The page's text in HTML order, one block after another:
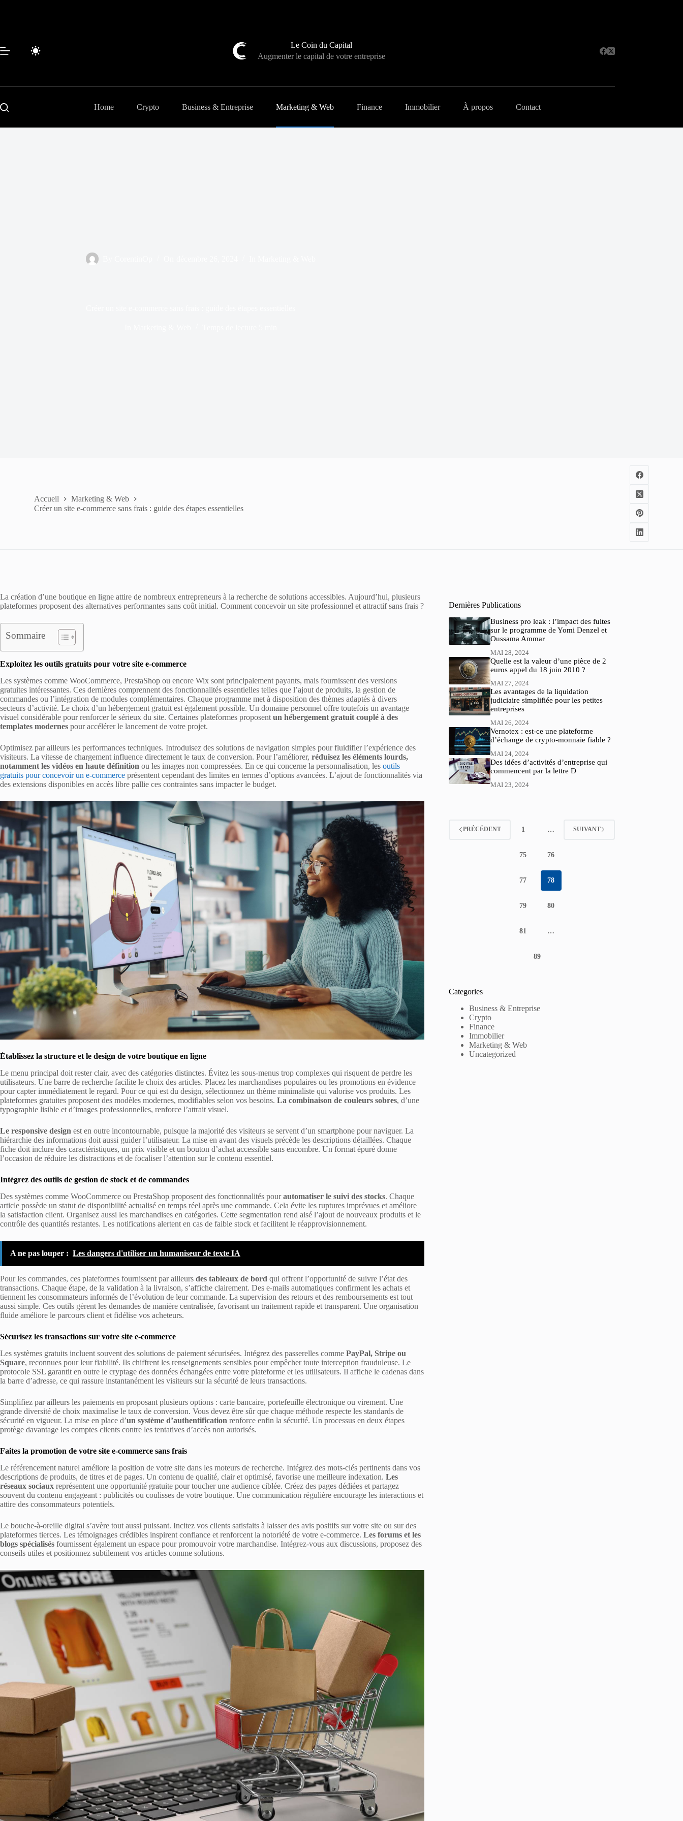
Le Coin du Capital
Augmenter le capital de votre entreprise
Home Crypto Business & Entreprise Marketing & Web Finance Immobilier À propos Contact
Accueil
Marketing & Web
Créer un site e-commerce sans frais : guide des étapes essentielles
La création d’une boutique en ligne attire de nombreux entrepreneurs à la recherche de solutions accessibles. Aujourd’hui, plusieurs
plateformes proposent des alternatives performantes sans coût initial. Comment concevoir un site professionnel et attractif sans frais ?
Sommaire
Exploitez les outils gratuits pour votre site e-commerce
Les systèmes comme WooCommerce, PrestaShop ou encore Wix sont principalement payants, mais fournissent des versions
gratuites intéressantes. Ces dernières comprennent des fonctionnalités essentielles telles que l’ajout de produits, la gestion de
commandes ou l’intégration de modules complémentaires. Chaque programme met à disposition des thèmes adaptés à divers
secteurs d’activité. Le choix d’un hébergement gratuit est également possible. Un domaine personnel offre toutefois un avantage
visuel considérable pour renforcer le sérieux du site. Certaines plateformes proposent un hébergement gratuit couplé à des
templates modernes pour accélérer le lancement de votre projet.
Optimisez par ailleurs les performances techniques. Introduisez des solutions de navigation simples pour fluidifier l’expérience des
visiteurs. La vitesse de chargement influence directement le taux de conversion. Pour l’améliorer, réduisez les éléments lourds,
notamment les vidéos en haute définition ou les images non compressées. En ce qui concerne la personnalisation, les outils
gratuits pour concevoir un e-commerce présentent cependant des limites en termes d’options avancées. L’ajout de fonctionnalités via
des extensions disponibles en accès libre pallie ces contraintes sans impacter le budget.
Établissez la structure et le design de votre boutique en ligne
Le menu principal doit rester clair, avec des catégories distinctes. Évitez les sous-menus trop complexes qui risquent de perdre les
utilisateurs. Une barre de recherche facilite le choix des articles. Placez les marchandises populaires ou les promotions en évidence
pour capter immédiatement le regard. Pour ce qui est du design, sélectionnez un thème minimaliste qui valorise vos produits. Les
plateformes gratuites proposent des modèles modernes, modifiables selon vos besoins. La combinaison de couleurs sobres, d’une
typographie lisible et d’images professionnelles, renforce l’attrait visuel.
Le responsive design est en outre incontournable, puisque la majorité des visiteurs se servent d’un smartphone pour naviguer. La
hiérarchie des informations doit aussi guider l’utilisateur. La mise en avant des visuels précède les descriptions détaillées. Chaque
fiche doit inclure des caractéristiques, un prix visible et un bouton d’achat accessible sans encombre. Un format épuré donne
l’occasion de réduire les distractions et de focaliser l’attention sur le contenu essentiel.
Intégrez des outils de gestion de stock et de commandes
Des systèmes comme WooCommerce ou PrestaShop proposent des fonctionnalités pourautomatiser le suivi des stocks. Chaque
article possède un statut de disponibilité actualisé en temps réel après une commande. Cela évite les ruptures imprévues et améliore
la satisfaction client. Organisez aussi les marchandises en catégories. Cette segmentation rend aisé l’ajout de nouveaux produits et le
contrôle des quantités restantes. Les notifications alertent en cas de faible stock et facilitent le réapprovisionnement.
A ne pas louper : Les dangers d'utiliser un humaniseur de texte IA
Pour les commandes, ces plateformes fournissent par ailleurs des tableaux de bord qui offrent l’opportunité de suivre l’état des
transactions. Chaque étape, de la validation à la livraison, s’affiche clairement. Des e-mails automatiques confirment les achats et
tiennent les consommateurs informés de l’évolution de leur commande. La supervision des retours et des remboursements est tout
aussi simple. Ces outils gèrent les demandes de manière centralisée, favorisant un traitement rapide et transparent. Une organisation
fluide améliore le parcours client et fidélise vos acheteurs.
Sécurisez les transactions sur votre site e-commerce
Les systèmes gratuits incluent souvent des solutions de paiement sécurisées. Intégrez des passerelles comme PayPal, Stripe ou
Square, reconnues pour leur fiabilité. Ils chiffrent les renseignements sensibles pour empêcher toute interception frauduleuse. Le
protocole SSL garantit en outre le cryptage des données échangées entre votre plateforme et les utilisateurs. Il affiche le cadenas dans
la barre d’adresse, ce qui rassure instantanément les visiteurs sur la sécurité de leurs transactions.
Simplifiez par ailleurs les paiements en proposant plusieurs options : carte bancaire, portefeuille électronique ou virement. Une
grande diversité de choix maximalise le taux de conversion. Vous devez être sûr que chaque méthode respecte les standards de
sécurité en vigueur. La mise en place d’un système d’authentification renforce enfin la sécurité. Un processus en deux étapes
protège davantage les comptes clients contre les tentatives d’accès non autorisés.
Faites la promotion de votre site e-commerce sans frais
Le référencement naturel améliore la position de votre site dans les moteurs de recherche. Intégrez des mots-clés pertinents dans vos
descriptions de produits, de titres et de pages. Un contenu de qualité, clair et optimisé, favorise une meilleure indexation. Les
réseaux sociaux représentent une opportunité gratuite pour toucher une audience ciblée. Créez des pages dédiées et partagez
souvent du contenu engageant : publicités ou coulisses de votre boutique. Une communication régulière encourage les interactions et
attire des consommateurs potentiels.
Le bouche-à-oreille digital s’avère tout aussi puissant. Incitez vos clients satisfaits à laisser des avis positifs sur votre site ou sur des
plateformes tierces. Les témoignages crédibles inspirent confiance et renforcent la notoriété de votre e-commerce. Les forums et les
blogs spécialisés fournissent également un espace pour promouvoir votre marchandise. Intégrez-vous aux discussions, proposez des
conseils utiles et positionnez subtilement vos articles comme solutions.
Dernières Publications
Business pro leak : l’impact des fuites
sur le programme de Yomi Denzel et
Oussama Ammar
MAI 28, 2024
Quelle est la valeur d’une pièce de 2
euros appel du 18 juin 2010 ?
MAI 27, 2024
Les avantages de la liquidation
judiciaire simplifiée pour les petites
entreprises
MAI 26, 2024
Vernotex : est-ce une plateforme
d’échange de crypto-monnaie fiable ?
MAI 24, 2024
Des idées d’activités d’entreprise qui
commencent par la lettre D
MAI 23, 2024
PRÉCÉDENT 1 …
75 76
77 78
79 80
81 …
89
SUIVANT
Categories
Business & Entreprise
Crypto
Finance
Immobilier
Marketing & Web
Uncategorized